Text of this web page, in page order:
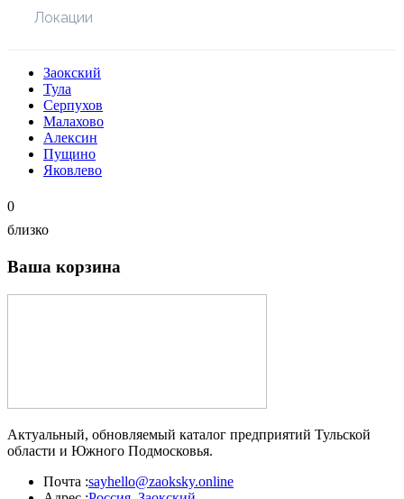
Локации
Заокский
Тула
Серпухов
Малахово
Алексин
Пущино
Яковлево
0
близко
Ваша корзина
Актуальный, обновляемый каталог предприятий Тульской
области и Южного Подмосковья.
Почта :sayhello@zaoksky.online